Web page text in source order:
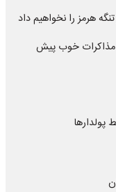
هرمز را نخواهیم داد
مذاکرات خوب پیش